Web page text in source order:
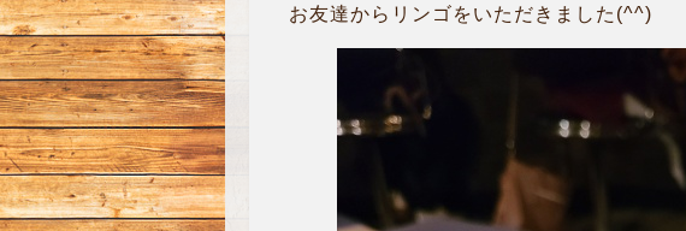
お友達からリンゴをいただきました(^^)